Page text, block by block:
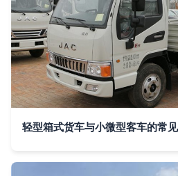
轻型箱式货车与小微型客车的常